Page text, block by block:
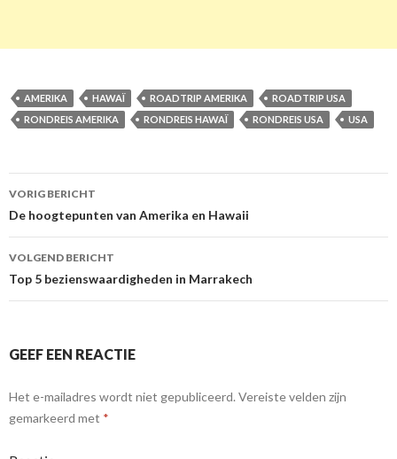
AMERIKA HAWAÏ ROADTRIP AMERIKA
ROADTRIP USA
RONDREIS AMERIKA
RONDREIS HAWAÏ RONDREIS USA USA
Berichtnavigatie
VORIG BERICHT
De hoogtepunten van Amerika en Hawaii
VOLGEND BERICHT
Top 5 bezienswaardigheden in Marrakech
GEEF EEN REACTIE
Het e-mailadres wordt niet gepubliceerd. Vereiste velden zijn
gemarkeerd met *